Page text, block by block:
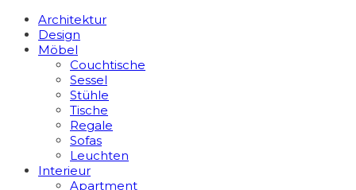
Architektur
Design
Möbel
Couchtische
Sessel
Stühle
Tische
Regale
Sofas
Leuchten
Interieur
Apart­ment